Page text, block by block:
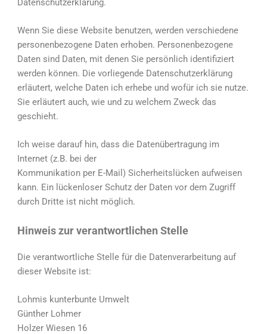
Datenschutzerklärung.
Wenn Sie diese Website benutzen, werden verschiedene
personenbezogene Daten erhoben. Personenbezogene
Daten sind Daten, mit denen Sie persönlich identifiziert
werden können. Die vorliegende Datenschutzerklärung
erläutert, welche Daten ich erhebe und wofür ich sie nutze.
Sie erläutert auch, wie und zu welchem Zweck das
geschieht.
Ich weise darauf hin, dass die Datenübertragung im
Internet (z.B. bei der
Kommunikation per E-Mail) Sicherheitslücken aufweisen
kann. Ein lückenloser Schutz der Daten vor dem Zugriff
durch Dritte ist nicht möglich.
Hinweis zur verantwortlichen Stelle
Die verantwortliche Stelle für die Datenverarbeitung auf
dieser Website ist:
Lohmis kunterbunte Umwelt
Günther Lohmer
Holzer Wiesen 16